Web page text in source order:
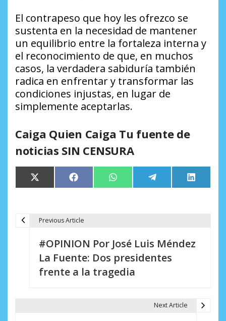
El contrapeso que hoy les ofrezco se
sustenta en la necesidad de mantener
un equilibrio entre la fortaleza interna y
el reconocimiento de que, en muchos
casos, la verdadera sabiduría también
radica en enfrentar y transformar las
condiciones injustas, en lugar de
simplemente aceptarlas.
Caiga Quien Caiga Tu fuente de
noticias SIN CENSURA
Compartir
en
X
(Twitter)
Compartir
en
Facebook Compartir
en
WhatsApp Compartir
en
Telegram
en
LinkedIn
Previous Article
#OPINION Por José Luis Méndez
La Fuente: Dos presidentes
frente a la tragedia
Next Article